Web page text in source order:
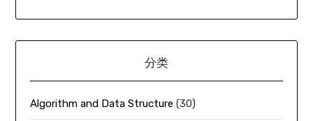
分类
Algorithm and Data Structure (30)